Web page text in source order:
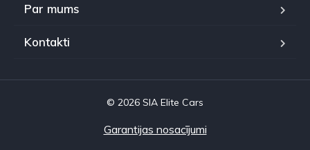
Par mums
Kontakti
© 2026 SIA Elite Cars
Garantijas nosacījumi